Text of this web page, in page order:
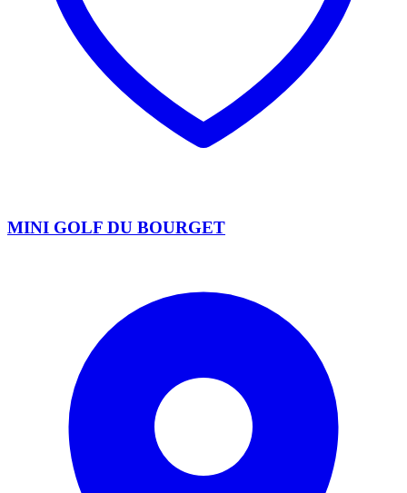
MINI GOLF DU BOURGET